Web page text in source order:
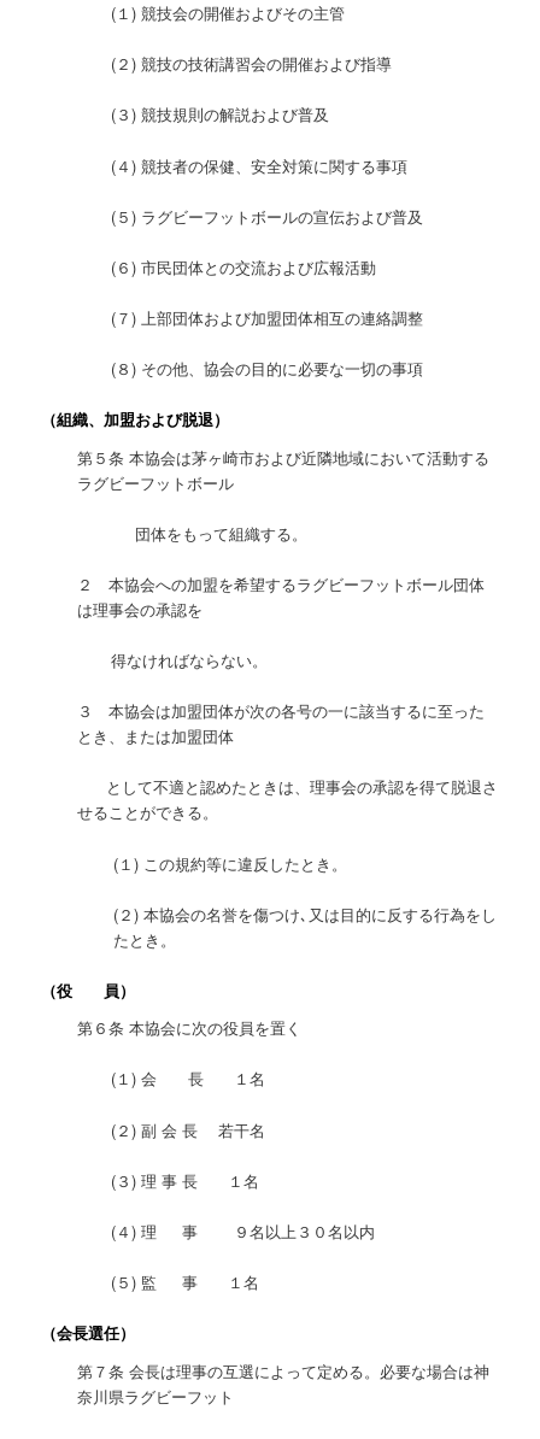
(１) 競技会の開催およびその主管
(２) 競技の技術講習会の開催および指導
(３) 競技規則の解説および普及
(４) 競技者の保健、安全対策に関する事項
(５) ラグビーフットボールの宣伝および普及
(６) 市民団体との交流および広報活動
(７) 上部団体および加盟団体相互の連絡調整
(８) その他、協会の目的に必要な一切の事項
（組織、加盟および脱退）
第５条 本協会は茅ヶ崎市および近隣地域において活動する
ラグビーフットボール
団体をもって組織する。
２ 本協会への加盟を希望するラグビーフットボール団体
は理事会の承認を
得なければならない。
３ 本協会は加盟団体が次の各号の一に該当するに至った
とき、または加盟団体
として不適と認めたときは、理事会の承認を得て脱退さ
せることができる。
(１) この規約等に違反したとき。
(２) 本協会の名誉を傷つけ､又は目的に反する行為をし
たとき。
（役 員）
第６条 本協会に次の役員を置く
(１) 会 長 １名
(２) 副 会 長 若干名
(３) 理 事 長 １名
(４) 理 事 ９名以上３０名以内
(５) 監 事 １名
（会長選任）
第７条 会長は理事の互選によって定める。必要な場合は神
奈川県ラグビーフット